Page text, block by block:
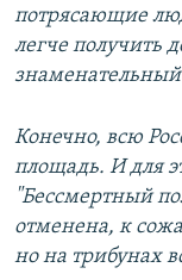
потрясающие
легче получить
Конечно, всю
площадь. И для
"Бессмертный
отменена, к
но на трибунах